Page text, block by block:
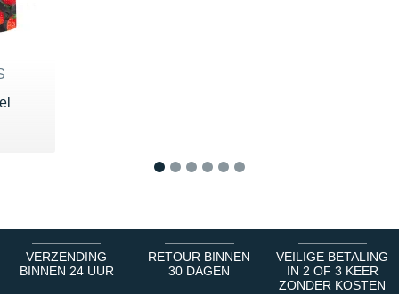
VERZENDING
BINNEN 24 UUR
RETOUR BINNEN
30 DAGEN
VEILIGE BETALING
IN 2 OF 3 KEER
ZONDER KOSTEN